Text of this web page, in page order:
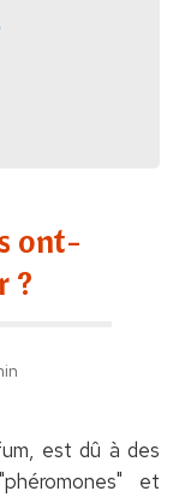
ont-
?
est dû à des
et